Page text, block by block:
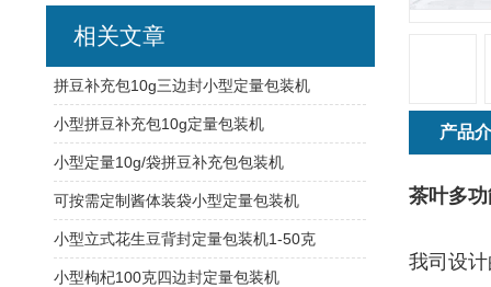
产品
茶叶多
我司设
相关文章
拼豆补充包10g三边封小型定量包装机
小型拼豆补充包10g定量包装机
小型定量10g/袋拼豆补充包包装机
可按需定制酱体装袋小型定量包装机
小型立式花生豆背封定量包装机1-50克
小型枸杞100克四边封定量包装机